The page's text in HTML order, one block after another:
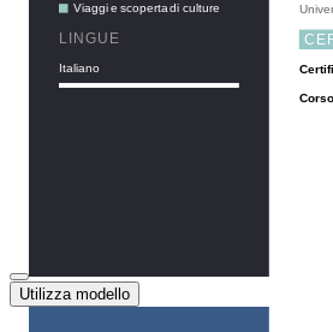
Utilizza modello